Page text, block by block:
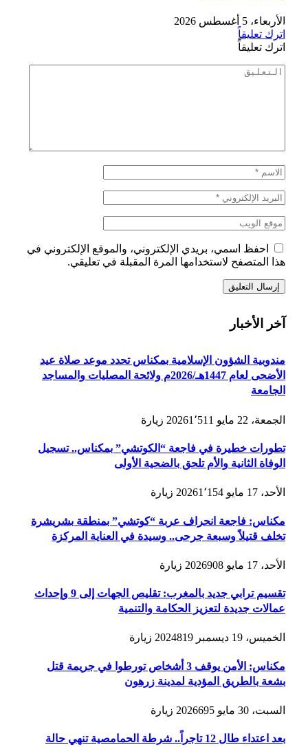
الأربعاء، 5 أغسطس 2026
اترك تعليقاً
اترك تعليقاً
احفظ اسمي، بريدي الإلكتروني، والموقع الإلكتروني في
هذا المتصفح لاستخدامها المرة المقبلة في تعليقي.
آخر الأخبار
مندوبية الشؤون الإسلامية بمكناس تحدد موعد صلاة عيد
الأضحى لعام 1447هـ/2026م ولائحة المصليات والمساجد
الجامعة
الجمعة، 22 مايو 2026 1٬511 زيارة
تطورات خطيرة في فاجعة “الكوتشي” بمكناس.. تسجيل
الوفاة الثانية والأم تلحق بالضحية الأولى
الأحد، 17 مايو 2026 1٬154 زيارة
مكناس: فاجعة انحراف عربة “كوتشي” بمنطقة بشريشرة
تخلف قتيلاً وسبعة جرحى.. وسيدة في العناية المركزة
الأحد، 17 مايو 2026 908 زيارة
تقسيم ترابي جديد بالمغرب: تقليص الجهات إلى 9 وإحداث
عمالات جديدة لتعزيز الحكامة والتنمية
الخميس، 19 ديسمبر 2024 819 زيارة
مكناس: الأمن يوقف 3 أشخاص تورطوا في جريمة قتل
بشعة بالطريق المؤدية لمدينة زرهون
السبت، 30 مايو 2026 695 زيارة
بعد اعتداء طال 12 تاجراً.. شرطة الحمامصية تنهي حالة